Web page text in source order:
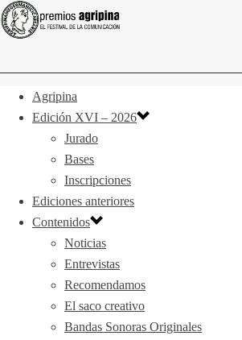
Agripina
Edición XVI – 2026
Jurado
Bases
Inscripciones
Ediciones anteriores
Contenidos
Noticias
Entrevistas
Recomendamos
El saco creativo
Bandas Sonoras Originales